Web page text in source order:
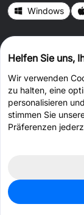
Windows
© 2026
Terms & amp;
Helfen Sie uns,
Wir verwenden
zu halten, eine
personalisieren
stimmen Sie
Präferenzen
Gutschein